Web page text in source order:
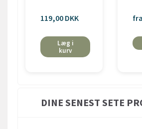
119,00 DKK
Læg i
kurv
DINE SENEST SETE